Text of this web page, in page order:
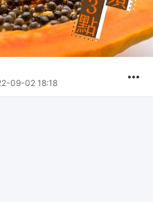
09-02 18:18